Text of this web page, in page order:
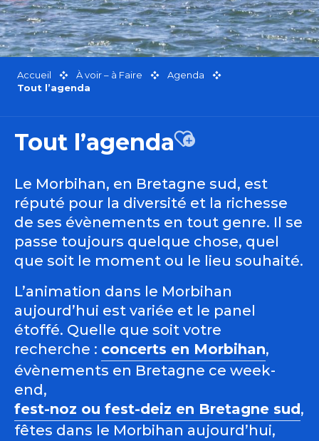
Accueil À voir – à Faire
Agenda
Tout l’agenda
Tout l’agendaAjouter aux
Le Morbihan, en Bretagne sud, est
réputé pour la diversité et la richesse
de ses évènements en tout genre. Il se
passe toujours quelque chose, quel
que soit le moment ou le lieu souhaité.
L’animation dans le Morbihan
aujourd’hui est variée et le panel
étoffé. Quelle que soit votre
recherche : concerts en Morbihan,
évènements en Bretagne ce week-
end,
fest-noz ou fest-deiz en Bretagne sud,
fêtes dans le Morbihan aujourd’hui,